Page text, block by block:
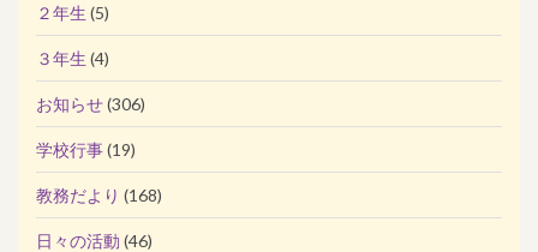
２年生 (5)
３年生 (4)
お知らせ(306)
学校行事(19)
教務だより (168)
日々の活動 (46)